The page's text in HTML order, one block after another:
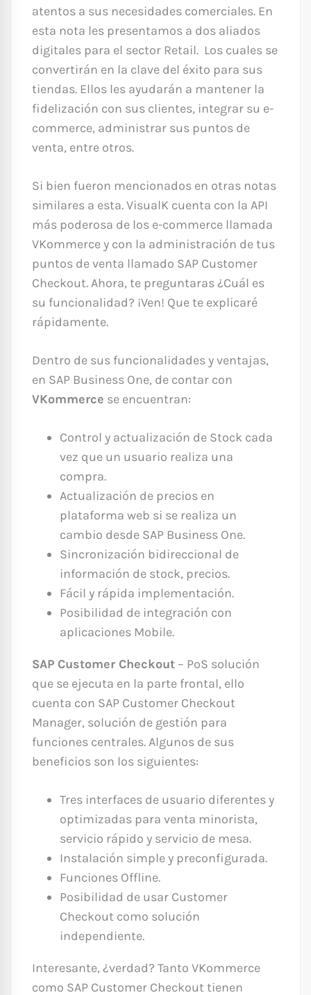
atentos a sus necesidades comerciales. En
esta nota les presentamos a dos aliados
digitales para el sector Retail. Los cuales se
convertirán en la clave del éxito para sus
tiendas. Ellos les ayudarán a mantener la
fidelización con sus clientes, integrar su e-
commerce, administrar sus puntos de
venta, entre otros.
Si bien fueron mencionados en otras notas
similares a esta. VisualK cuenta con la API
más poderosa de los e-commerce llamada
VKommerce y con la administración de tus
puntos de venta llamado SAP Customer
Checkout. Ahora, te preguntaras ¿Cuál es
su funcionalidad? ¡Ven! Que te explicaré
rápidamente.
Dentro de sus funcionalidades y ventajas,
en SAP Business One, de contar con
VKommerce se encuentran:
Control y actualización de Stock cada
vez que un usuario realiza una
compra.
Actualización de precios en
plataforma web si se realiza un
cambio desde SAP Business One.
Sincronización bidireccional de
información de stock, precios.
Fácil y rápida implementación.
Posibilidad de integración con
aplicaciones Mobile.
SAP Customer Checkout – PoS solución
que se ejecuta en la parte frontal, ello
cuenta con SAP Customer Checkout
Manager, solución de gestión para
funciones centrales. Algunos de sus
beneficios son los siguientes:
Tres interfaces de usuario diferentes y
optimizadas para venta minorista,
servicio rápido y servicio de mesa.
Instalación simple y preconfigurada.
Funciones Offline.
Posibilidad de usar Customer
Checkout como solución
independiente.
Interesante, ¿verdad? Tanto VKommerce
como SAP Customer Checkout tienen